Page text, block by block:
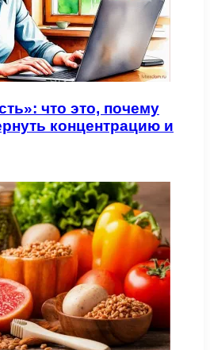
что это, почему
концентрацию и